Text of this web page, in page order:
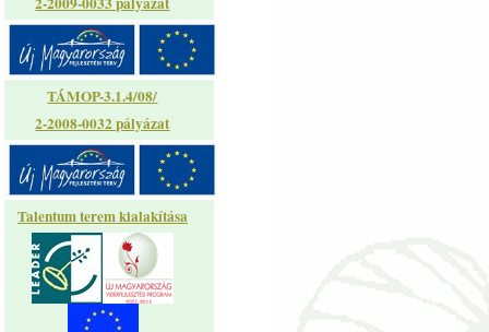
TÁMOP-3.1.4/08/
2-2008-0032 pályázat
Talentum terem kialakítása